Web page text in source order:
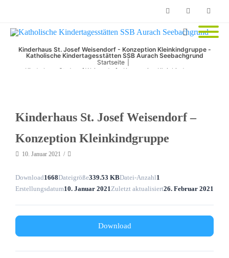
Phone FacebookEmail
Kinderhaus St. Josef Weisendorf - Konzeption Kleinkindgruppe -
Katholische Kindertagesstätten SSB Aurach Seebachgrund
Startseite
Kinderhaus St. Josef Weisendorf – Konzeption Kleinkindgruppe
Kinderhaus St. Josef Weisendorf –
Konzeption Kleinkindgruppe
10. Januar 2021
Download1668Dateigröße339.53 KBDatei-Anzahl1
Erstellungsdatum10. Januar 2021Zuletzt aktualisiert26. Februar 2021
Download